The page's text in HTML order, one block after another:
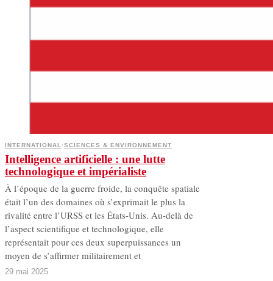
INTERNATIONAL ·SCIENCES & ENVIRONNEMENT
Intelligence artificielle : une lutte
technologique et impérialiste
À l’époque de la guerre froide, la conquête spatiale
était l’un des domaines où s’exprimait le plus la
rivalité entre l’URSS et les États-Unis. Au-delà de
l’aspect scientifique et technologique, elle
représentait pour ces deux superpuissances un
moyen de s’affirmer militairement et
29 mai 2025